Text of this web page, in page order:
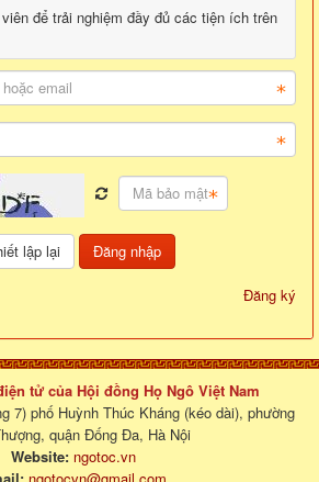
để trải nghiệm đầy đủ các tiện ích trên
Đăng nhập
Đăng ký
tử của Hội đồng Họ Ngô Việt Nam
7) phố Huỳnh Thúc Kháng (kéo dài), phường
quận Đống Đa, Hà Nội
Website: ngotoc.vn